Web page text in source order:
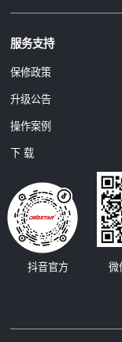
服务支持
保修政策
升级公告
操作案例
下 载
微
抖音官方